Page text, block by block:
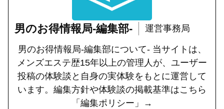
男のお得情報局-編集部- 運営事務局
男のお得情報局-編集部について- 当サイトは、
メンズエステ歴15年以上の管理人が、ユーザー
投稿の体験談と自身の実体験をもとに運営して
います。編集方針や体験談の掲載基準はこちら
「編集ポリシー」→